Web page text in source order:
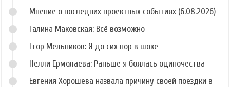
Мнение о последних проектных событиях (6.08.2026)
Галина Маковская: Всё возможно
Егор Мельников: Я до сих пор в шоке
Нелли Ермолаева: Раньше я боялась одиночества
Евгения Хорошева назвала причину своей поездки в